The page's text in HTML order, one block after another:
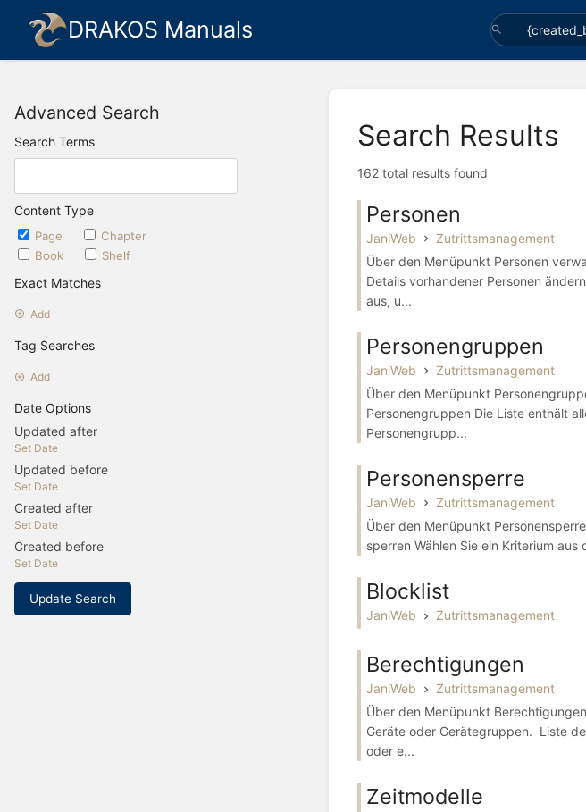
DRAKOS Manuals
Advanced Search
Search Terms
Content Type
Page
Chapter
Book
Shelf
Exact Matches
Add
Tag Searches
Add
Date Options
Updated after
Set Date
Updated before
Set Date
Created after
Set Date
Created before
Set Date
Update Search
Search Results
162 total results found
Personen
JaniWeb
Zutrittsmanagement
Über den Menüpunkt Personen
Details vorhandener Personen
aus, u...
Personengruppen
JaniWeb
Zutrittsmanagement
Über den Menüpunkt
Personengruppen Die Liste enthält
Personengrupp...
Personensperre
JaniWeb
Zutrittsmanagement
Über den Menüpunkt
sperren Wählen Sie ein Kriterium
Blocklist
JaniWeb Zutrittsmanagement
Berechtigungen
JaniWeb
Zutrittsmanagement
Über den Menüpunkt
Geräte oder Gerätegruppen. Liste
oder e...
Zeitmodelle